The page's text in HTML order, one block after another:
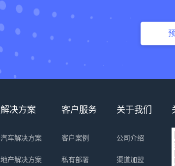
解决方案
汽车解决方案
地产解决方案
客户服务
客户案例
私有部署
关于我们
公司介绍
渠道加盟